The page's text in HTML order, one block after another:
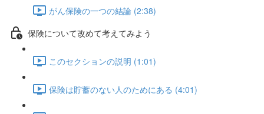
がん保険の一つの結論 (2:38)
保険について改めて考えてみよう
このセクションの説明 (1:01)
保険は貯蓄のない人のためにある (4:01)